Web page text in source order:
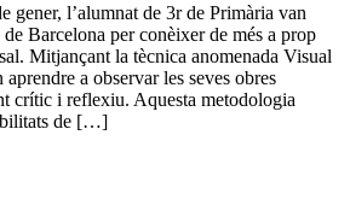
gener, l’alumnat de 3r de Primària van
Barcelona per conèixer de més a prop
Mitjançant la tècnica anomenada Visual
a observar les seves obres
crític i reflexiu. Aquesta metodologia
de […]